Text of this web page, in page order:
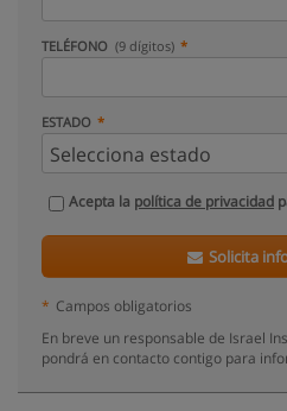
TELÉFONO (9 dígitos)
ESTADO
Acepta la política de privacidad
Solicita
* Campos obligatorios
En breve un responsable de Israel
pondrá en contacto contigo para